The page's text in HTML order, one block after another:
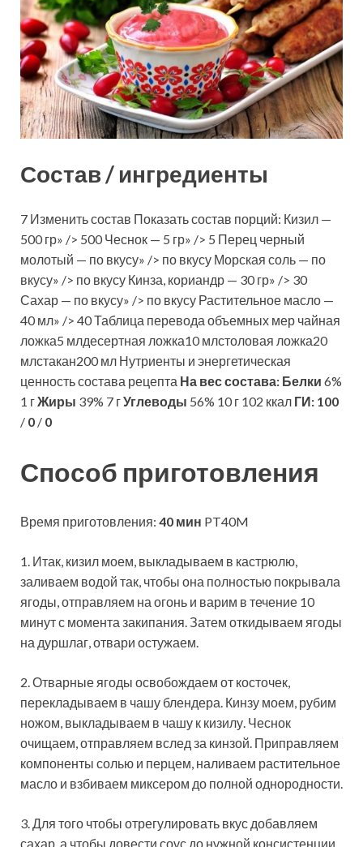
Состав / ингредиенты
7 Изменить состав Показать состав порций: Кизил —
500 гр» /> 500 Чеснок — 5 гр» /> 5 Перец черный
молотый — по вкусу» /> по вкусу Морская соль — по
вкусу» /> по вкусу Кинза, кориандр — 30 гр» /> 30
Сахар — по вкусу» /> по вкусу Растительное масло —
40 мл» /> 40 Таблица перевода объемных мер чайная
ложка5 млдесертная ложка10 млстоловая ложка20
млстакан200 мл Нутриенты и энергетическая
ценность состава рецепта На вес состава: Белки 6%
1 гЖиры 39% 7 гУглеводы 56% 10 г 102 ккал ГИ: 100
/ 0 / 0
Способ приготовления
Время приготовления: 40 мин PT40M
1. Итак, кизил моем, выкладываем в кастрюлю,
заливаем водой так, чтобы она полностью покрывала
ягоды, отправляем на огонь и варим в течение 10
минут с момента закипания. Затем откидываем ягоды
на дуршлаг, отвари остужаем.
2. Отварные ягоды освобождаем от косточек,
перекладываем в чашу блендера. Кинзу моем, рубим
ножом, выкладываем в чашу к кизилу. Чеснок
очищаем, отправляем вслед за кинзой. Приправляем
компоненты солью и перцем, наливаем растительное
масло и взбиваем миксером до полной однородности.
3. Для того чтобы отрегулировать вкус добавляем
сахар, а чтобы довести соус до нужной консистенции